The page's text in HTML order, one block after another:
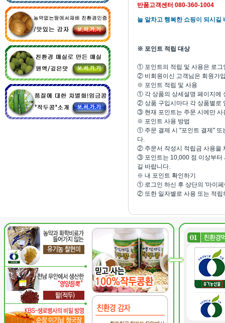
반품고객센터 080-360-1004
늘 알차고 행복한 쇼핑이 되시길
※ 포인트 적립 대상
① 포인트의 적립 및 사용은 로그
② 비회원이신 고객님은 회원가
※ 포인트 적립 및 사용
① 각 상품의 상세설명 페이지에
② 상품 구입시마다 각 상품별로
③ 현재 포인트는 주문 시에만 사
※ 포인트 사용 방법
① 주문 결제 시 "포인트 결제" 또
다.
② 주문서 작성시 적립금 사용을
③ 포인트는 10,000 점 이상부터
길 바랍니다.
※ 내 포인트 확인하기
① 로그인 하신 후 상단의 '마이
② 또한 일자별로 사용 또는 적립